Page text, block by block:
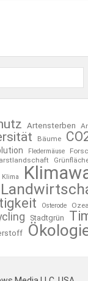
Artensterben
Bäume
Fledermäuse
Klima
Osterode
Stadtgrün